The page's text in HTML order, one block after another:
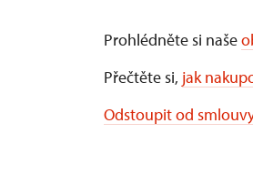
Prohlédněte si naše
Přečtěte si, jak
Odstoupit od